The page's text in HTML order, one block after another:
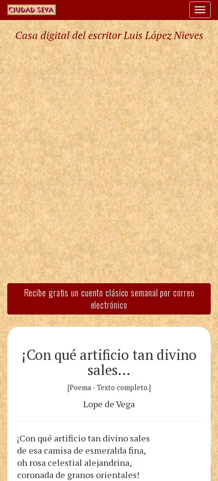
Casa digital del escritor Luis López Nieves
Recibe gratis un cuento clásico semanal por correo
electrónico
¡Con qué artificio tan divino
sales…
[Poema - Texto completo.]
Lope de Vega
¡Con qué artificio tan divino sales
de esa camisa de esmeralda fina,
oh rosa celestial alejandrina,
coronada de granos orientales!